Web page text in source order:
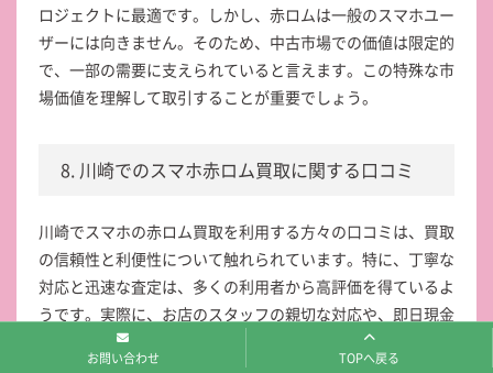
ロジェクトに最適です。しかし、赤ロムは一般のスマホユー
ザーには向きません。そのため、中古市場での価値は限定的
で、一部の需要に支えられていると言えます。この特殊な市
場価値を理解して取引することが重要でしょう。
8. 川崎でのスマホ赤ロム買取に関する口コミ
川崎でスマホの赤ロム買取を利用する方々の口コミは、買取
の信頼性と利便性について触れられています。特に、丁寧な
対応と迅速な査定は、多くの利用者から高評価を得ているよ
うです。実際に、お店のスタッフの親切な対応や、即日現金
が手に入ることが魅力的だと感じる方が多いです。そのた
お問い合わせ TOPへ戻る